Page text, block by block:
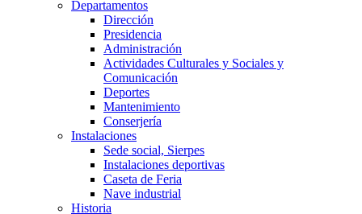
Departamentos
Dirección
Presidencia
Administración
Actividades Culturales y Sociales y
Comunicación
Deportes
Mantenimiento
Conserjería
Instalaciones
Sede social, Sierpes
Instalaciones deportivas
Caseta de Feria
Nave industrial
Historia